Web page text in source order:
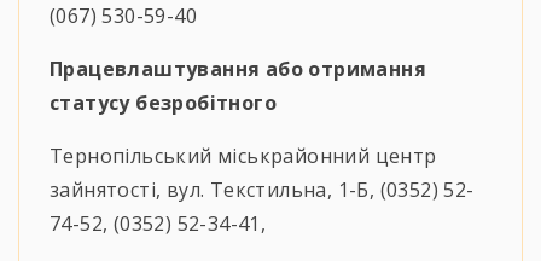
(067) 530-59-40
Працевлаштування або отримання
статусу безробітного
Тернопільський міськрайонний центр
зайнятості, вул. Текстильна, 1-Б, (0352) 52-
74-52, (0352) 52-34-41,